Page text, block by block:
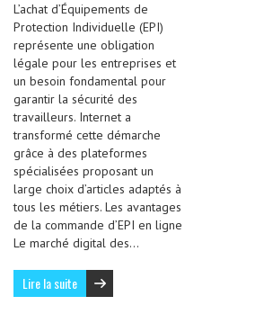
L’achat d’Équipements de
Protection Individuelle (EPI)
représente une obligation
légale pour les entreprises et
un besoin fondamental pour
garantir la sécurité des
travailleurs. Internet a
transformé cette démarche
grâce à des plateformes
spécialisées proposant un
large choix d’articles adaptés à
tous les métiers. Les avantages
de la commande d’EPI en ligne
Le marché digital des…
Lire la suite